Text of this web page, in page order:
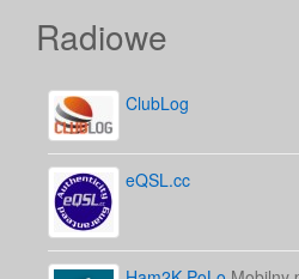
Radiowe
ClubLog
eQSL.cc